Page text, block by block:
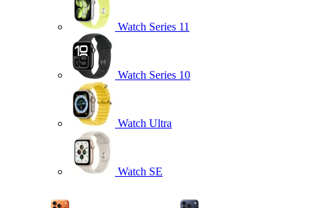
Watch Series 11
Watch Series 10
Watch Ultra
Watch SE